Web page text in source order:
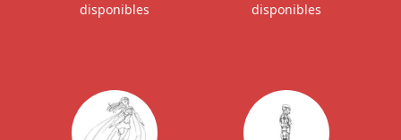
disponibles
disponibles